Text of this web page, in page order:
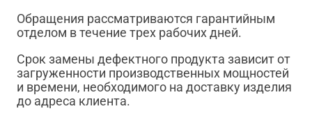
Обращения рассматриваются гарантийным
отделом в течение трех рабочих дней.
Срок замены дефектного продукта зависит от
загруженности производственных мощностей
и времени, необходимого на доставку изделия
до адреса клиента.